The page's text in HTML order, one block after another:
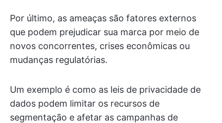
Por último, as ameaças são fatores externos
que podem prejudicar sua marca por meio de
novos concorrentes, crises econômicas ou
mudanças regulatórias.
Um exemplo é como as leis de privacidade de
dados podem limitar os recursos de
segmentação e afetar as campanhas de